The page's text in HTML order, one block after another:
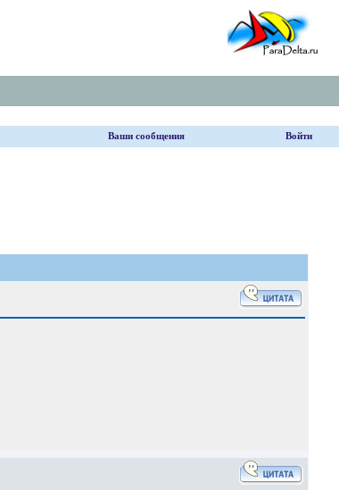
Ваши сообщения Войти